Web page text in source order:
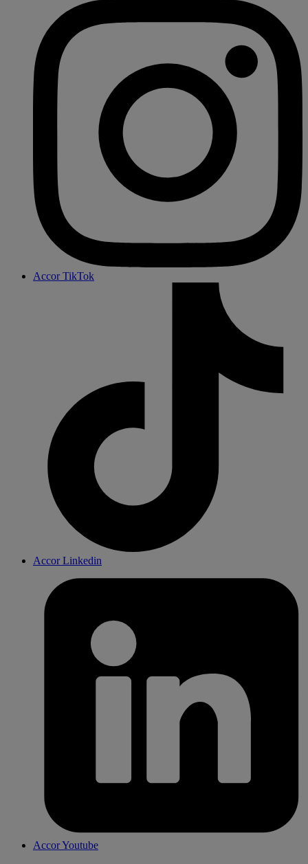
Accor TikTok
Accor Linkedin
Accor Youtube